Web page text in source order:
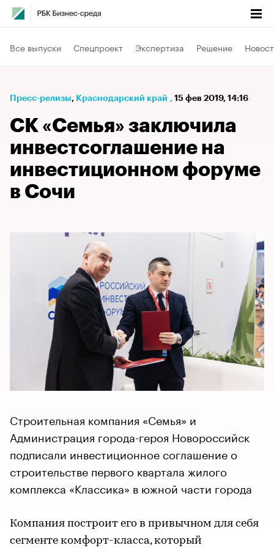
Все выпуски Спецпроект Экспертиза Решение
Пресс-релизы⁠, Краснодарский край , 15 фев 2019, 14:16
СК «Семья» заключила
инвестсоглашение на
инвестиционном форуме
в Сочи
Строительная компания «Семья» и
Администрация города-героя Новороссийск
подписали инвестиционное соглашение о
строительстве первого квартала жилого
комплекса «Классика» в южной части города
Компания построит его в привычном для себя
сегменте комфорт-класса, который